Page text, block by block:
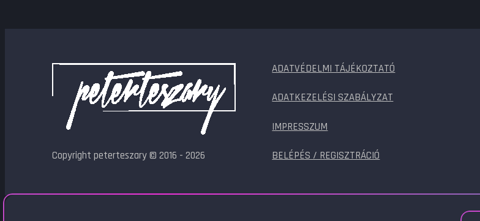
Copyright peterteszary © 2016 - 2026
ADATVÉDELMI TÁJÉKOZTATÓ
ADATKEZELÉSI SZABÁLYZAT
IMPRESSZUM
BELÉPÉS / REGISZTRÁCIÓ